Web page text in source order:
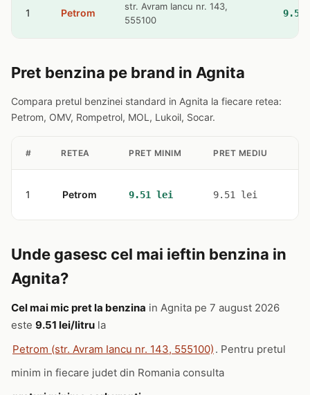
1 Petrom
str. Avram Iancu nr. 143,
555100
Pret benzina pe brand in Agnita
Compara pretul benzinei standard in Agnita la fiecare retea:
Petrom, OMV, Rompetrol, MOL, Lukoil, Socar.
# RETEA PRET MINIM PRET MEDIU
1 Petrom 9.51 lei 9.51 lei
Unde gasesc cel mai ieftin benzina in
Agnita?
Cel mai mic pret la benzina in Agnita pe 7 august 2026
este 9.51 lei/litru la
Petrom (str. Avram Iancu nr. 143, 555100) . Pentru pretul
minim in fiecare judet din Romania consulta